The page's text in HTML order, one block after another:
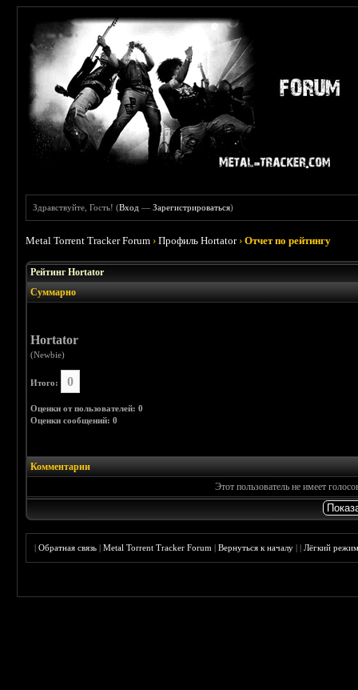
Здравствуйте, Гость! (Вход —Зарегистрироваться)
Metal Torrent Tracker Forum ›Профиль Hortator ›Отчет по рейтингу
Рейтинг Hortator
Суммарно
Hortator
(Newbie)
Итого: 0
Оценки от пользователей: 0
Оценки сообщений: 0
Комментарии
Этот пользователь не имеет
|Обратная связь |Metal Torrent Tracker Forum |Вернуться к началу ||Лёгкий